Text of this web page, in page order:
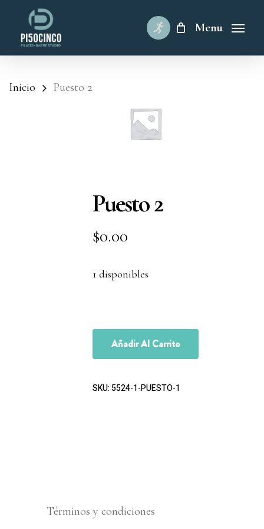
content
Menu
Inicio Puesto 2
Puesto 2
$0.00
1 disponibles
Añadir Al Carrito
SKU:5524-1-PUESTO-1
Términos y condiciones